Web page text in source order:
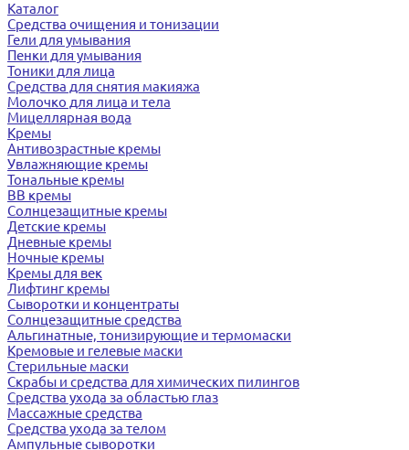
Каталог
Средства очищения и тонизации
Гели для умывания
Пенки для умывания
Тоники для лица
Средства для снятия макияжа
Молочко для лица и тела
Мицеллярная вода
Кремы
Антивозрастные кремы
Увлажняющие кремы
Тональные кремы
BB кремы
Солнцезащитные кремы
Детские кремы
Дневные кремы
Ночные кремы
Кремы для век
Лифтинг кремы
Сыворотки и концентраты
Солнцезащитные средства
Альгинатные, тонизирующие и термомаски
Кремовые и гелевые маски
Стерильные маски
Скрабы и средства для химических пилингов
Средства ухода за областью глаз
Массажные средства
Средства ухода за телом
Ампульные сыворотки